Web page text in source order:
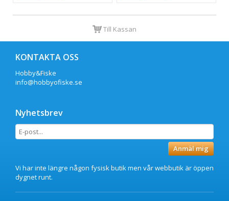
Till Kassan
KONTAKTA OSS
Hobby&Fiske
info@hobbyofiske.se
Nyhetsbrev
Anmäl mig
Vi har inte längre någon fysisk butik men vår webbutik är öppen
dygnet runt.